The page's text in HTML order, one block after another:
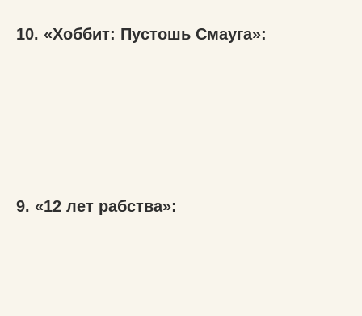
10. «Хоббит: Пустошь Смауга»:
9. «12 лет рабства»: